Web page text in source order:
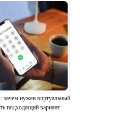
зачем нужен виртуальный
подходящий вариант